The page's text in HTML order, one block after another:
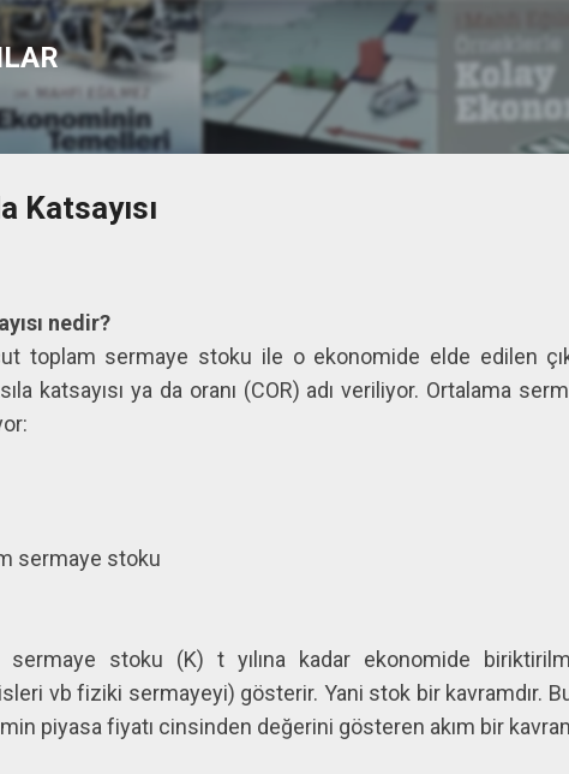
Ana içeriğe atla
Katsayısı
nedir?
toplam sermaye stoku ile o ekonomide elde edilen
katsayısı ya da oranı (COR) adı veriliyor. Ortalama
sermaye stoku
sermaye stoku (K) t yılına kadar ekonomide
vb fiziki sermayeyi) gösterir. Yani stok bir kavramdır.
piyasa fiyatı cinsinden değerini gösteren akım bir